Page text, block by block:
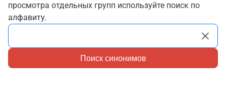
просмотра отдельных групп используйте поиск по
алфавиту.
Поиск синонимов